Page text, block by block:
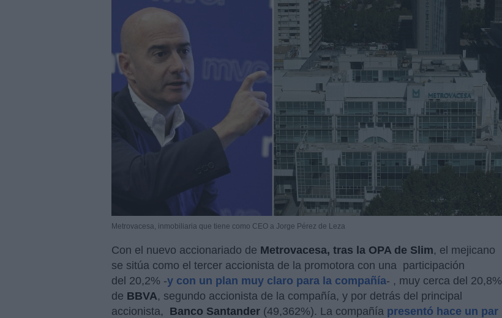
Metrovacesa, inmobiliaria que tiene como CEO a Jorge Pérez de Leza
Con el nuevo accionariado de Metrovacesa, tras la OPA de Slim, el mejicano
se sitúa como el tercer accionista de la promotora con una participación
del 20,2% -y con un plan muy claro para la compañía- , muy cerca del 20,8%
de BBVA, segundo accionista de la compañía, y por detrás del principal
accionista,
Banco Santander (49,362%). La compañía presentó hace un par